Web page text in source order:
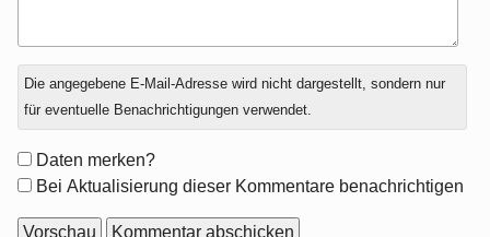
Antwort
zu
Die angegebene E-Mail-Adresse wird nicht dargestellt, sondern nur
für eventuelle Benachrichtigungen verwendet.
Formular-
Optionen
Daten merken?
Bei Aktualisierung dieser Kommentare benachrichtigen